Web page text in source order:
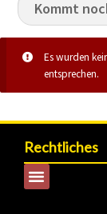
Es wurden
entsprechen.
Rechtliches